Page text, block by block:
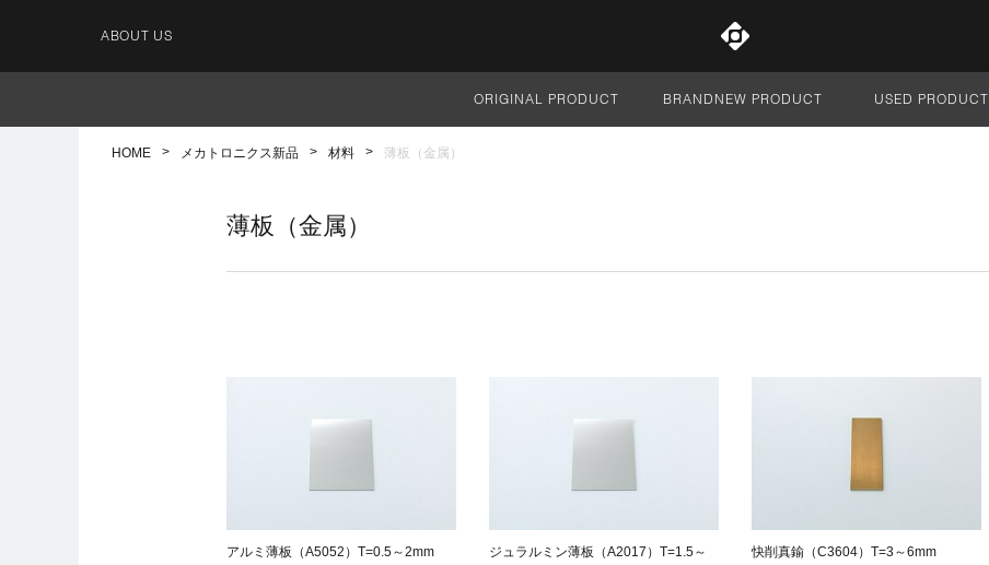
ABOUT US
サイト全体
ORIGINAL PRODUCT BRANDNEW PRODUCT USED PRODUCT
HOME メカトロニクス新品 材料 薄板（金属）
薄板（金属）
アルミ薄板（A5052）T=0.5～2mm
ジュラルミン薄板（A2017）T=1.5～
快削真鍮（C3604）T=3～6mm